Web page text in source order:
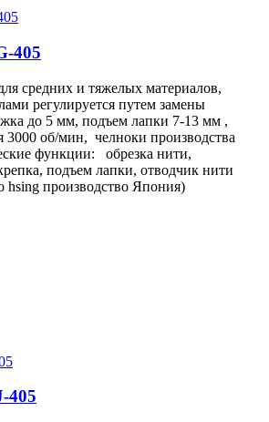
405
средних и тяжелых материалов,
регулируется путем замены
до 5 мм, подъем лапки 7-13 мм ,
3000 об/мин, челноки производства
функции: обрезка нити,
подъем лапки, отводчик нити
hsing производство Япония)
405